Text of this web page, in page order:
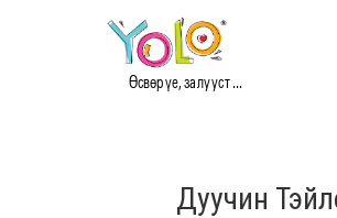
Өсвөр үе, залууст ...
Дуучин